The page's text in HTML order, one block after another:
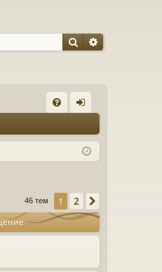
Поиск
Q д
46 тем 1 2